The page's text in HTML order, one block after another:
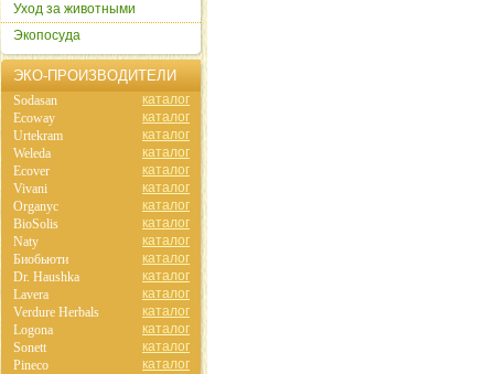
Уход за животными
Экопосуда
ЭКО-ПРОИЗВОДИТЕЛИ
Sodasan
каталог
Ecoway
каталог
Urtekram
каталог
Weleda
каталог
Ecover
каталог
Vivani
каталог
Organyc
каталог
BioSolis
каталог
Naty
каталог
Биобьюти
каталог
Dr. Haushka
каталог
Lavera
каталог
Verdure Herbals
каталог
Logona
каталог
Sonett
каталог
Pineco
каталог